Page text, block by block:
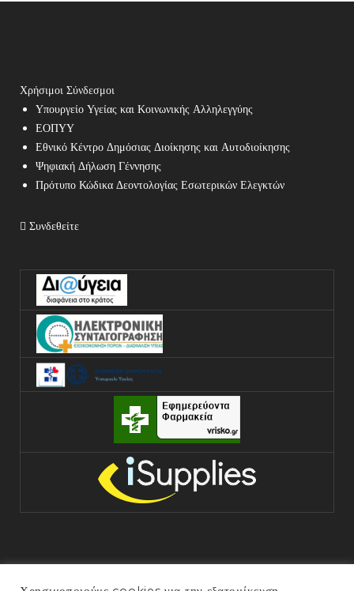
Χρήσιμοι Σύνδεσμοι
Υπουργείο Υγείας και Κοινωνικής Αλληλεγγύης
ΕΟΠΥΥ
Εθνικό Κέντρο Δημόσιας Διοίκησης και Αυτοδιοίκησης
Ψηφιακή Δήλωση Γέννησης
Πρότυπο Κώδικα Δεοντολογίας Εσωτερικών Ελεγκτών
Συνδεθείτε